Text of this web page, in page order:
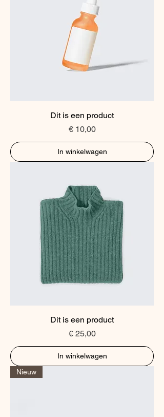
Dit is een product
Prijs
€ 10,00
In winkelwagen
Dit is een product
Prijs
€ 25,00
In winkelwagen
Nieuw